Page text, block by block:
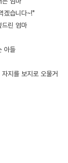
겠습니다~!"
드린 엄마
아들
지를 보지로 오물거